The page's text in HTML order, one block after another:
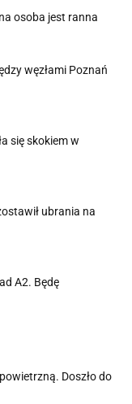
osoba jest ranna
węzłami Poznań
się skokiem w
ubrania na
A2. Będę
Doszło do